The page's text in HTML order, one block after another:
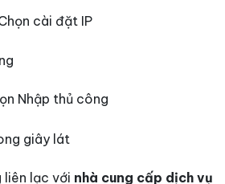
cài đặt IP
Nhập thủ công
liên lạc với nhà cung cấp dịch vụ